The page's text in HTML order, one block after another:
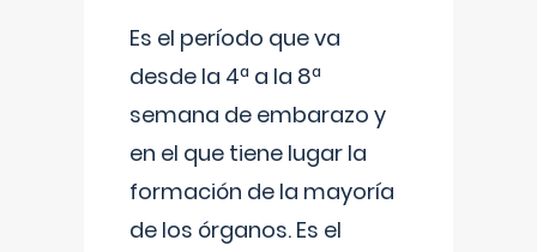
Es el período que va
desde la 4ª a la 8ª
semana de embarazo y
en el que tiene lugar la
formación de la mayoría
de los órganos. Es el